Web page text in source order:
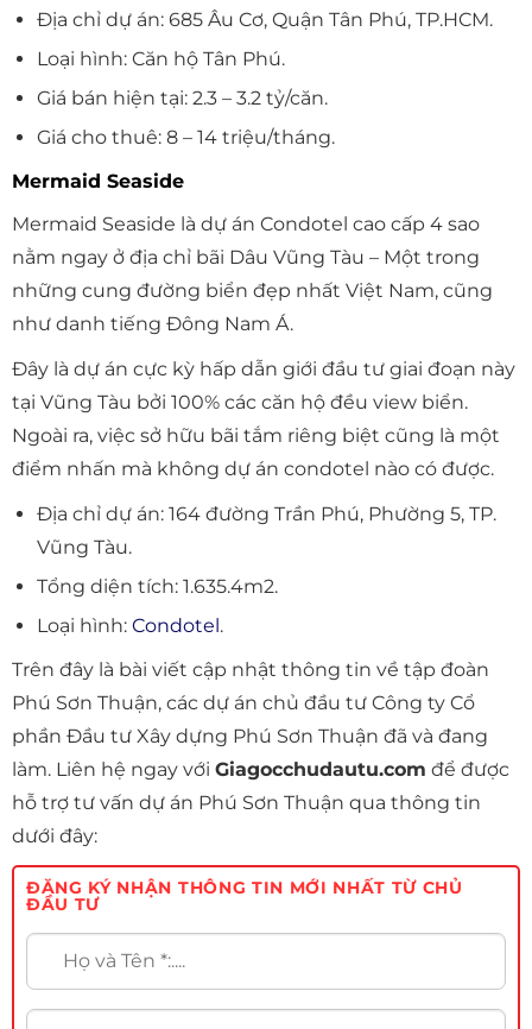
Địa chỉ dự án: 685 Âu Cơ, Quận Tân Phú, TP.HCM.
Loại hình: Căn hộ Tân Phú.
Giá bán hiện tại: 2.3 – 3.2 tỷ/căn.
Giá cho thuê: 8 – 14 triệu/tháng.
Mermaid Seaside
Mermaid Seaside là dự án Condotel cao cấp 4 sao
nằm ngay ở địa chỉ bãi Dâu Vũng Tàu – Một trong
những cung đường biển đẹp nhất Việt Nam, cũng
như danh tiếng Đông Nam Á.
Đây là dự án cực kỳ hấp dẫn giới đầu tư giai đoạn này
tại Vũng Tàu bởi 100% các căn hộ đều view biển.
Ngoài ra, việc sở hữu bãi tắm riêng biệt cũng là một
điểm nhấn mà không dự án condotel nào có được.
Địa chỉ dự án: 164 đường Trần Phú, Phường 5, TP.
Vũng Tàu.
Tổng diện tích: 1.635.4m2.
Loại hình: Condotel.
Trên đây là bài viết cập nhật thông tin về tập đoàn
Phú Sơn Thuận, các dự án chủ đầu tư Công ty Cổ
phần Đầu tư Xây dựng Phú Sơn Thuận đã và đang
làm. Liên hệ ngay với Giagocchudautu.com để được
hỗ trợ tư vấn dự án Phú Sơn Thuận qua thông tin
dưới đây:
ĐĂNG KÝ NHẬN THÔNG TIN MỚI NHẤT TỪ CHỦ
ĐẦU TƯ